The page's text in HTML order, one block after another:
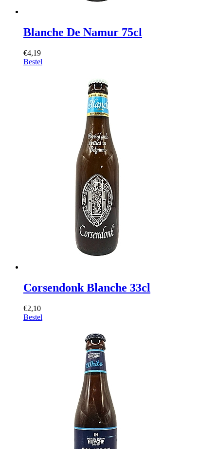
Blanche De Namur 75cl
€4,19
Bestel
Corsendonk Blanche 33cl
€2,10
Bestel